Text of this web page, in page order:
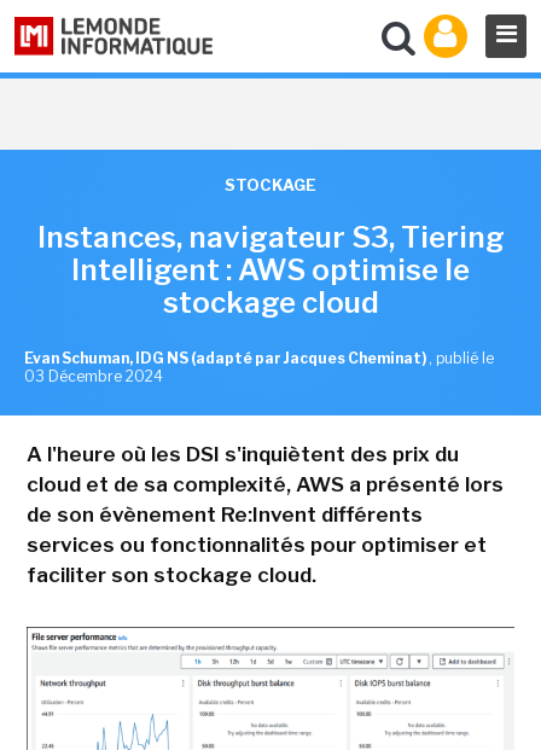
STOCKAGE
Instances, navigateur S3, Tiering
Intelligent : AWS optimise le
stockage cloud
Evan Schuman, IDG NS (adapté par Jacques Cheminat) , publié le
03 Décembre 2024
A l'heure où les DSI s'inquiètent des prix du
cloud et de sa complexité, AWS a présenté lors
de son évènement Re:Invent différents
services ou fonctionnalités pour optimiser et
faciliter son stockage cloud.